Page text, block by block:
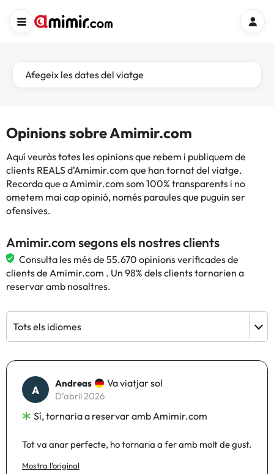
Afegeix les dates del viatge
Opinions sobre Amimir.com
Aquí veuràs totes les opinions que rebem i publiquem de
clients REALS d'Amimir.com que han tornat del viatge.
Recorda que a Amimir.com som 100% transparents i no
ometem mai cap opinió, només paraules que puguin ser
ofensives.
Amimir.com segons els nostres clients
Consulta les més de 55.670 opinions verificades de
clients de Amimir.com . Un 98% dels clients tornarien a
reservar amb nosaltres.